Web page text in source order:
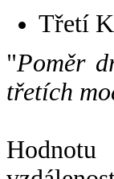
Třetí
"Poměr
třetích